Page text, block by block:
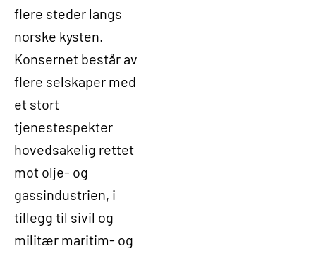
flere steder langs
norske kysten.
Konsernet består av
flere selskaper med
et stort
tjenestespekter
hovedsakelig rettet
mot olje- og
gassindustrien, i
tillegg til sivil og
militær maritim- og